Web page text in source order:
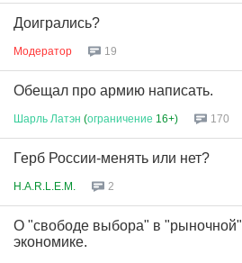
Доигрались?
Модератор 19
Обещал про армию написать.
Шарль Латэн (ограничение 16+) 170
Герб России-менять или нет?
H.A.R.L.E.M. 2
О "свободе выбора" в "рыночной"
экономике.